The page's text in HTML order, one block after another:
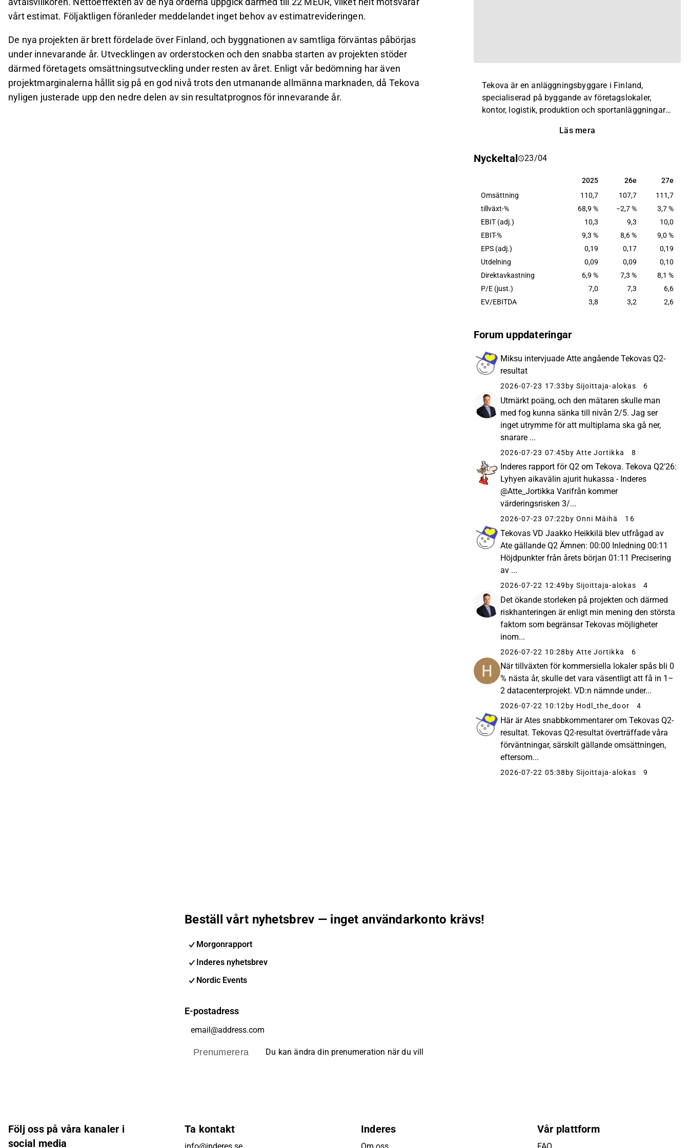
vårt estimat. Följaktligen föranleder meddelandet inget behov av estimatrevideringen.
De nya projekten är brett fördelade över Finland, och byggnationen av samtliga förväntas påbörjas
under innevarande år. Utvecklingen av orderstocken och den snabba starten av projekten stöder
därmed företagets omsättningsutveckling under resten av året. Enligt vår bedömning har även
projektmarginalerna hållit sig på en god nivå trots den utmanande allmänna marknaden, då Tekova
nyligen justerade upp den nedre delen av sin resultatprognos för innevarande år.
Tekova är en anläggningsbyggare i Finland,
specialiserad på byggande av företagslokaler,
kontor, logistik, produktion och sportanläggningar.
behov. Bland de regionala bolagen verkar Tekova
Suomi Oy i Kempele. Tekova grundades 2018 och
Läs mera
Nyckeltal 23/04
2025 26e 27e
2025 26e
27e
Omsättning
110,7 107,7
111,7
tillväxt-%
68,9 % −2,7 %
3,7 %
EBIT (adj.)
10,3 9,3
10,0
EBIT-%
9,3 % 8,6 %
9,0 %
EPS (adj.)
0,19 0,17
0,19
Utdelning
0,09 0,09
0,10
Direktavkastning
6,9 % 7,3 %
8,1 %
P/E (just.)
7,0 7,3
6,6
EV/EBITDA
3,8 3,2 2,6
Forum uppdateringar
Miksu intervjuade Atte angående Tekovas Q2-
resultat
2026-07-23 17:33 by Sijoittaja-alokas 6
Utmärkt poäng, och den mätaren skulle man
med fog kunna sänka till nivån 2/5. Jag ser
inget utrymme för att multiplarna ska gå ner,
snarare ...
2026-07-23 07:45by Atte Jortikka 8
Inderes rapport för Q2 om Tekova. Tekova Q2'26:
Lyhyen aikavälin ajurit hukassa - Inderes
@Atte_Jortikka Varifrån kommer
värderingsrisken 3/...
2026-07-23 07:22by Onni Mäihä 16
Tekovas VD Jaakko Heikkilä blev utfrågad av
Ate gällande Q2 Ämnen: 00:00 Inledning 00:11
Höjdpunkter från årets början 01:11 Precisering
av ...
2026-07-22 12:49 by Sijoittaja-alokas 4
Det ökande storleken på projekten och därmed
riskhanteringen är enligt min mening den största
faktorn som begränsar Tekovas möjligheter
inom...
2026-07-22 10:28by Atte Jortikka 6
När tillväxten för kommersiella lokaler spås bli 0
% nästa år, skulle det vara väsentligt att få in 1–
2 datacenterprojekt. VD:n nämnde under...
2026-07-22 10:12 by Hodl_the_door 4
Här är Ates snabbkommentarer om Tekovas Q2-
resultat. Tekovas Q2-resultat överträffade våra
förväntningar, särskilt gällande omsättningen,
eftersom...
2026-07-22 05:38 by Sijoittaja-alokas 9
Beställ vårt nyhetsbrev — inget användarkonto krävs!
Morgonrapport
Inderes nyhetsbrev
Nordic Events
E-postadress
Prenumerera Du kan ändra din prenumeration när du vill
Följ oss på våra kanaler i
social media
Ta kontakt Inderes Vår plattform